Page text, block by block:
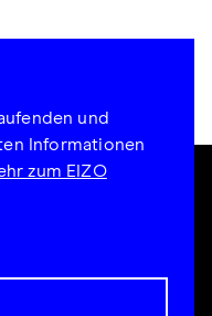
und
Informationen
zum EIZO